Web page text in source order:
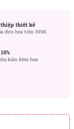
thiệp thiết kế
đơn hoa trên 399K
kiện kèm hoa